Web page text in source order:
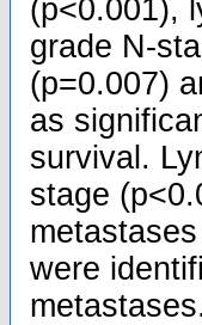
(p<0.001),
grade N-
(p=0.007)
as
survival.
stage
were